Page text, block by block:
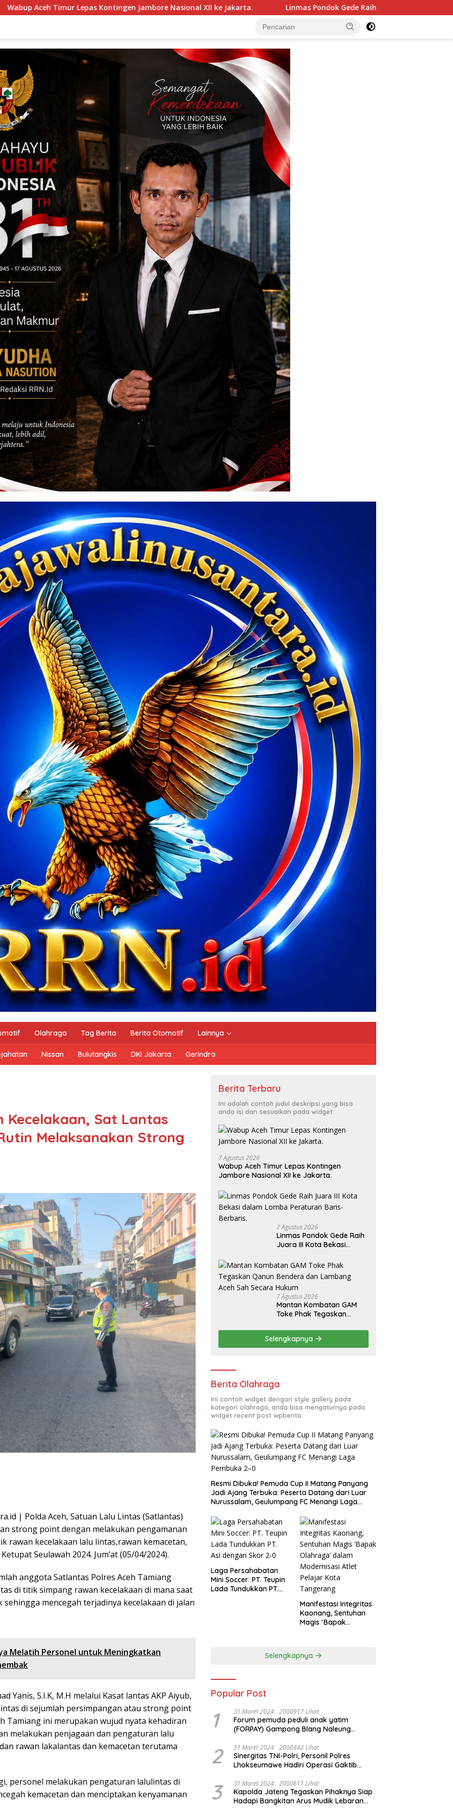
Jambore Nasional XII ke Jakarta. Linmas Pondok Gede Raih Juara III Kota Bekasi dalam Lomba Peraturan Baris-
Olahraga Tag Berita Berita Otomotif Lainnya
Nissan Bulutangkis DKI Jakarta Gerindra
Kecelakaan, Sat Lantas
Melaksanakan Strong
| Polda Aceh, Satuan Lalu Lintas (Satlantas)
strong point dengan melakukan pengamanan
rawan kecelakaan lalu lintas,rawan kemacetan,
Seulawah 2024. Jum’at (05/04/2024).
anggota Satlantas Polres Aceh Tamiang
di titik simpang rawan kecelakaan di mana saat
mencegah terjadinya kecelakaan di jalan
Melatih Personel untuk Meningkatkan
Yanis, S.I.K, M.H melalui Kasat lantas AKP Aiyub,
di sejumlah persimpangan atau strong point
Tamiang ini merupakan wujud nyata kehadiran
melakukan penjagaan dan pengaturan lalu
rawan lakalantas dan kemacetan terutama
personel melakukan pengaturan lalulintas di
kemacetan dan menciptakan kenyamanan
Berita Terbaru
Ini adalah contoh judul deskripsi yang bisa
anda isi dan sesuaikan pada widget
7 Agustus 2026
Wabup Aceh Timur Lepas Kontingen
Jambore Nasional XII ke Jakarta.
7 Agustus 2026
Linmas Pondok Gede Raih
Juara III Kota Bekasi
Baris-Berbaris.
7 Agustus 2026
Mantan Kombatan GAM
Toke Phak Tegaskan
Lambang Aceh Sah Secara
Hukum
Selengkapnya
Berita Olahraga
Ini contoh widget dengan style gallery pada
kategori olahraga, anda bisa mengaturnya pada
widget recent post wpberita.
Resmi Dibuka! Pemuda Cup II Matang Panyang
Jadi Ajang Terbuka: Peserta Datang dari Luar
Nurussalam, Geulumpang FC Menangi Laga
Laga Persahabatan
Mini Soccer: PT. Teupin
Lada Tundukkan PT.
Manifestasi Integritas
Kaonang, Sentuhan
Magis ‘Bapak
Tangerang
Selengkapnya
Popular Post
1 31 Maret 2024 2000917 Lihat
Forum pemuda peduli anak yatim
(FORPAY) Gampong Blang Naleung
Santunan Yatim-Piatu
2 31 Maret 2024 2000842 Lihat
Sinergitas TNI-Polri, Personil Polres
Lhokseumawe Hadiri Operasi Gaktib
Wira Rencong
3 31 Maret 2024 2000611 Lihat
Kapolda Jateng Tegaskan Pihaknya Siap
Hadapi Bangkitan Arus Mudik Lebaran